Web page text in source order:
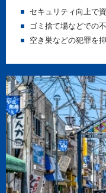
セキュリティ向上で
ゴミ捨て場などでの
空き巣などの犯罪を